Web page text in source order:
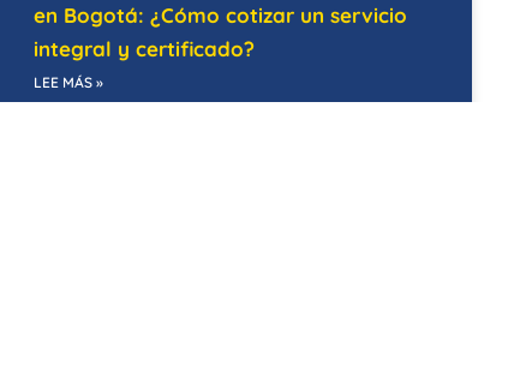
en Bogotá: ¿Cómo cotizar un servicio
integral y certificado?
LEE MÁS »